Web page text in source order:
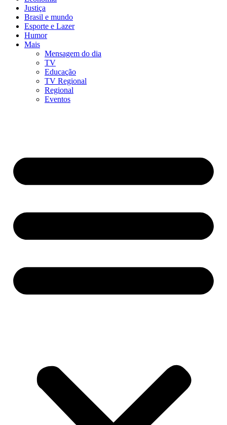
Justiça
Brasil e mundo
Esporte e Lazer
Humor
Mais
Mensagem do dia
TV
Educação
TV Regional
Regional
Eventos